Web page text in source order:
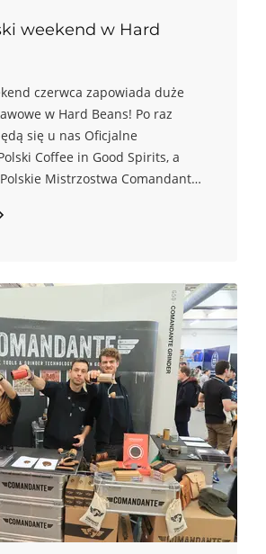
weekend w Hard
czerwca zapowiada duże
w Hard Beans! Po raz
się u nas Oficjalne
Coffee in Good Spirits, a
Mistrzostwa Comandante